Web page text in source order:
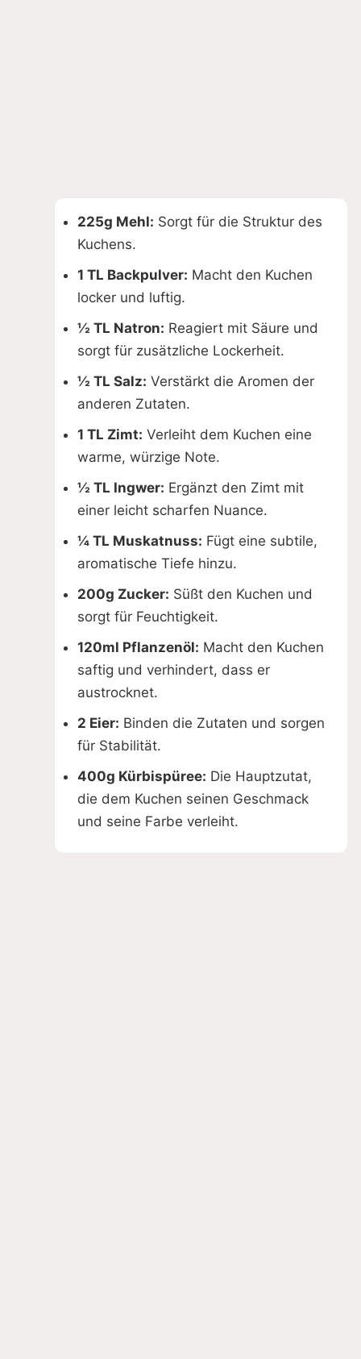
225g Mehl: Sorgt für die Struktur des
Kuchens.
1 TL Backpulver: Macht den Kuchen
locker und luftig.
½ TL Natron: Reagiert mit Säure und
sorgt für zusätzliche Lockerheit.
½ TL Salz: Verstärkt die Aromen der
anderen Zutaten.
1 TL Zimt: Verleiht dem Kuchen eine
warme, würzige Note.
½ TL Ingwer: Ergänzt den Zimt mit
einer leicht scharfen Nuance.
¼ TL Muskatnuss: Fügt eine subtile,
aromatische Tiefe hinzu.
200g Zucker: Süßt den Kuchen und
sorgt für Feuchtigkeit.
120ml Pflanzenöl: Macht den Kuchen
saftig und verhindert, dass er
austrocknet.
2 Eier: Binden die Zutaten und sorgen
für Stabilität.
400g Kürbispüree: Die Hauptzutat,
die dem Kuchen seinen Geschmack
und seine Farbe verleiht.